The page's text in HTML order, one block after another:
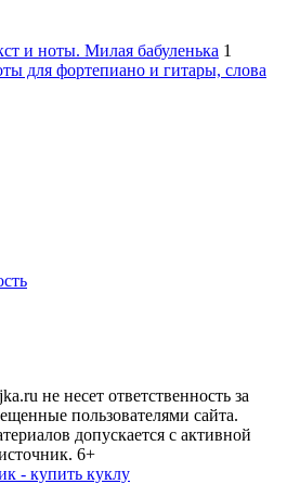
и ноты. Милая бабуленька 1
для фортепиано и гитары, слова
не несет ответственность за
пользователями сайта.
допускается с активной
6+
- купить куклу